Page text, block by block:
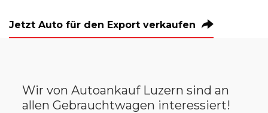
Jetzt Auto für den Export verkaufen
Wir von Autoankauf Luzern sind an
allen Gebrauchtwagen interessiert!